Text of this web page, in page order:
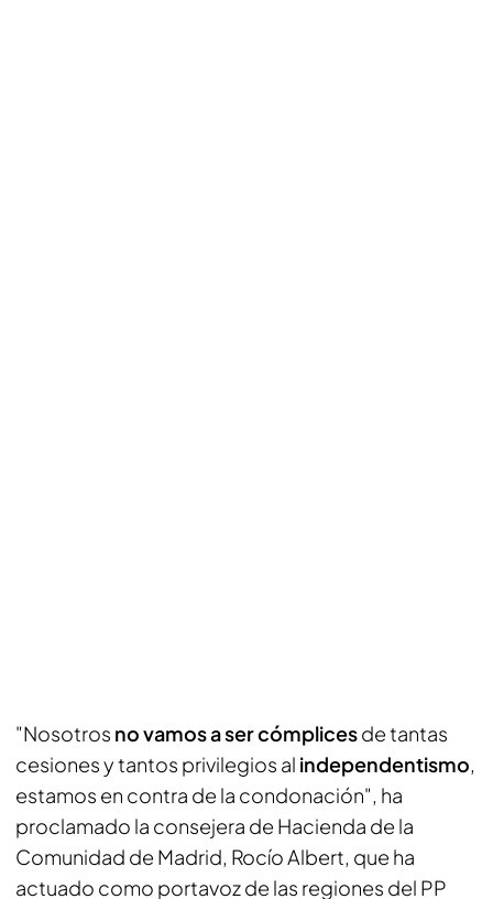
"Nosotros no vamos a ser cómplicesde tantas
cesiones y tantos privilegios al independentismo,
estamos en contra de la condonación", ha
proclamado la consejera de Hacienda de la
Comunidad de Madrid, Rocío Albert, que ha
actuado como portavoz de las regiones del PP